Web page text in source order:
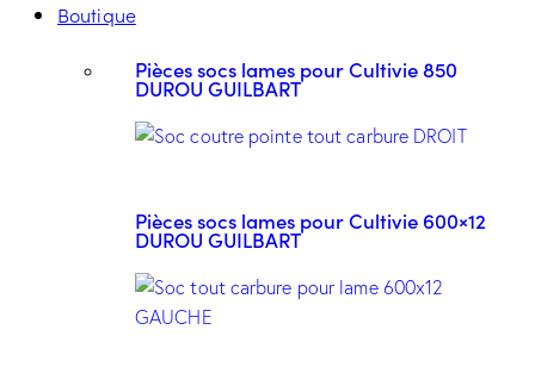
Boutique
Pièces socs lames pour Cultivie 850
DUROU GUILBART
Pièces socs lames pour Cultivie 600×12
DUROU GUILBART